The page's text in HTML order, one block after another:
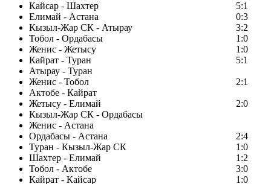
Кайсар - Шахтер
5:1
Елимай - Астана
0:3
Кызыл-Жар СК - Атырау
3:2
Тобол - Ордабасы
1:0
Женис - Жетысу
1:0
Кайрат - Туран
5:1
Атырау - Туран
Женис - Тобол
2:1
Актобе - Кайрат
Жетысу - Елимай
2:0
Кызыл-Жар СК - Ордабасы
Женис - Астана
Ордабасы - Астана
2:4
Туран - Кызыл-Жар СК
1:0
Шахтер - Елимай
1:2
Тобол - Актобе
3:0
Кайрат - Кайсар
1:0